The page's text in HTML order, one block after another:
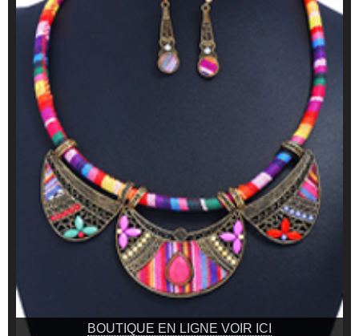
BOUTIQUE EN LIGNE VOIR ICI